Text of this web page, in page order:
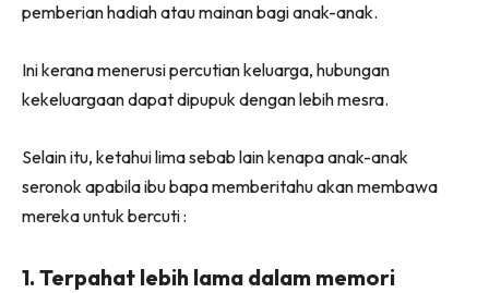
pemberian hadiah atau mainan bagi anak-anak.
Ini kerana menerusi percutian keluarga, hubungan
kekeluargaan dapat dipupuk dengan lebih mesra.
Selain itu, ketahui lima sebab lain kenapa anak-anak
seronok apabila ibu bapa memberitahu akan membawa
mereka untuk bercuti :
1. Terpahat lebih lama dalam memori